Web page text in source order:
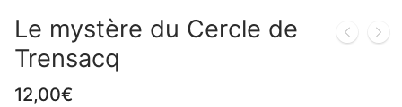
Le mystère du Cercle de
Trensacq
12,00€